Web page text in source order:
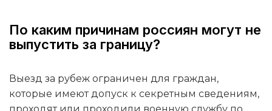
По каким причинам россиян могут не
выпустить за границу?
Выезд за рубеж ограничен для граждан,
которые имеют допуск к секретным сведениям,